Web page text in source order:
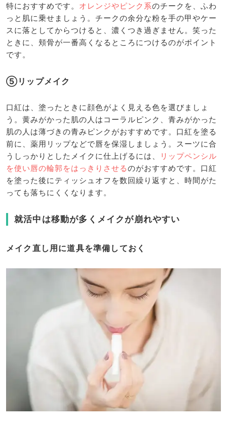
特におすすめです。 オレンジやピンク系のチークを、ふわ
っと肌に乗せましょう。チークの余分な粉を手の甲やケー
スに落としてからつけると、濃くつき過ぎません。笑った
ときに、頬骨が一番高くなるところにつけるのがポイント
です。
⑤リップメイク
口紅は、塗ったときに顔色がよく見える色を選びましょ
う。黄みがかった肌の人はコーラルピンク、青みがかった
肌の人は薄づきの青みピンクがおすすめです。口紅を塗る
前に、薬用リップなどで唇を保湿しましょう。スーツに合
うしっかりとしたメイクに仕上げるには、
リップペンシル
を使い唇の輪郭をはっきりさせるのがおすすめです。口紅
を塗った後にティッシュオフを数回繰り返すと、時間がた
っても落ちにくくなります。
就活中は移動が多くメイクが崩れやすい
メイク直し用に道具を準備しておく